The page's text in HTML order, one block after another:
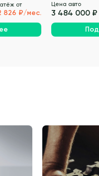
от
826 ₽/мес.
Цена авто
3 484 000 ₽